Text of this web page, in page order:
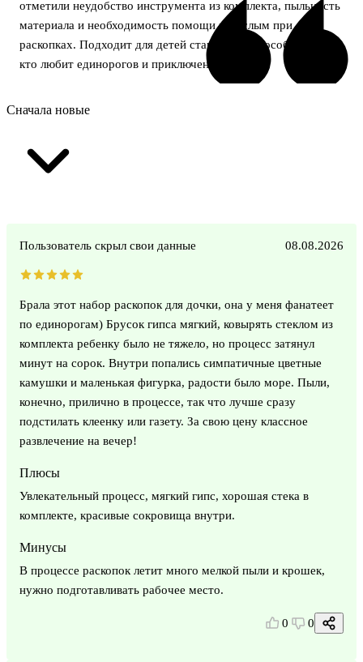
отметили неудобство инструмента из комплекта, пыльность
материала и необходимость помощи взрослым при
раскопках. Подходит для детей старше 3 лет, особенно тех,
кто любит единорогов и приключения.
Сначала новые
Пользователь скрыл свои данные 08.08.2026
Брала этот набор раскопок для дочки, она у меня фанатеет
по единорогам) Брусок гипса мягкий, ковырять стеклом из
комплекта ребенку было не тяжело, но процесс затянул
минут на сорок. Внутри попались симпатичные цветные
камушки и маленькая фигурка, радости было море. Пыли,
конечно, прилично в процессе, так что лучше сразу
подстилать клеенку или газету. За свою цену классное
развлечение на вечер!
Плюсы
Увлекательный процесс, мягкий гипс, хорошая стека в
комплекте, красивые сокровища внутри.
Минусы
В процессе раскопок летит много мелкой пыли и крошек,
нужно подготавливать рабочее место.
0 0